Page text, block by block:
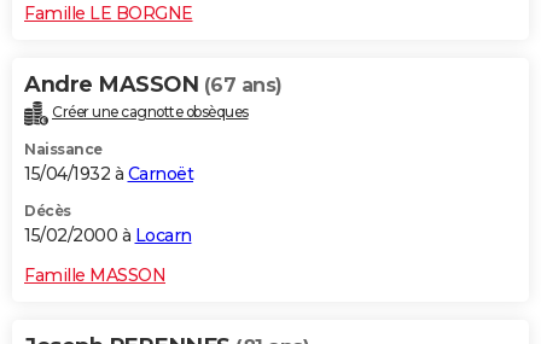
Famille LE BORGNE
Andre MASSON (67 ans)
Créer une cagnotte obsèques
Naissance
15/04/1932 à Carnoët
Décès
15/02/2000 à Locarn
Famille MASSON